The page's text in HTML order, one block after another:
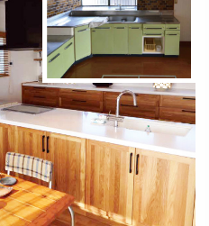
の照会・修正・削除など
本人であることを確認の
す。